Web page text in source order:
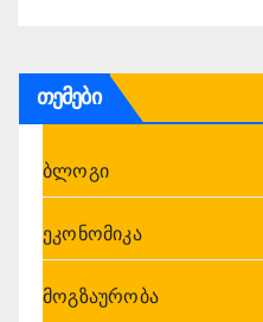
თემები
ბლოგი
ეკონომიკა
მოგზაურობა